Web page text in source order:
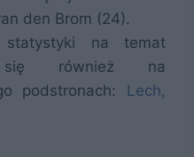
den Brom (24).
na temat
się również na
podstronach: Lech,